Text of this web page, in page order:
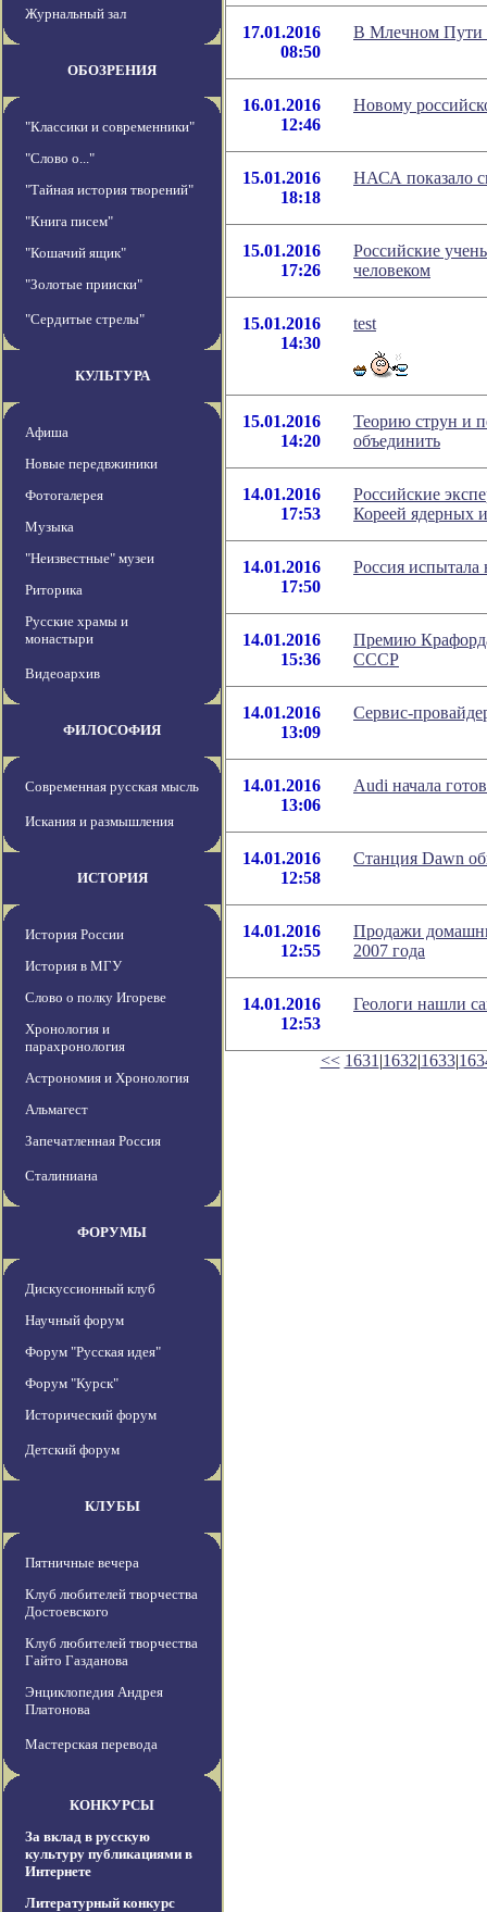
Журнальный зал
ОБОЗРЕНИЯ
"Классики и современники"
"Слово о..."
"Тайная история творений"
"Книга писем"
"Кошачий ящик"
"Золотые прииски"
"Сердитые стрелы"
КУЛЬТУРА
Афиша
Новые передвжиники
Фотогалерея
Музыка
"Неизвестные" музеи
Риторика
Русские храмы и
монастыри
Видеоархив
ФИЛОСОФИЯ
Современная русская мысль
Искания и размышления
ИСТОРИЯ
История России
История в МГУ
Слово о полку Игореве
Хронология и
парахронология
Астрономия и Хронология
Альмагест
Запечатленная Россия
Сталиниана
ФОРУМЫ
Дискуссионный клуб
Научный форум
Форум "Русская идея"
Форум "Курск"
Исторический форум
Детский форум
КЛУБЫ
Пятничные вечера
Клуб любителей творчества
Достоевского
Клуб любителей творчества
Гайто Газданова
Энциклопедия Андрея
Платонова
Мастерская перевода
КОНКУРСЫ
За вклад в русскую
культуру публикациями в
Интернете
Литературный конкурс
17.01.2016
08:50
В Млечном Пути
16.01.2016
12:46
Новому
15.01.2016
18:18
НАСА показало
15.01.2016
17:26
Российские
человеком
15.01.2016
14:30
test
15.01.2016
14:20
Теорию струн и
объединить
14.01.2016
17:53
Российские
Кореей ядерных
14.01.2016
17:50
Россия
14.01.2016
15:36
Премию
СССР
14.01.2016
13:09
Сервис-
14.01.2016
13:06
Audi начала
14.01.2016
12:58
Станция Dawn
14.01.2016
12:55
Продажи
2007 года
14.01.2016
12:53
Геологи нашли
<< 1631 |1632|1633|